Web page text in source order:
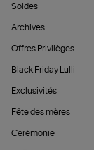
Soldes
Archives
Offres Privilèges
Black Friday Lulli
Exclusivités
Fête des mères
Cérémonie